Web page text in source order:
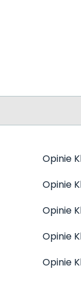
Opinie
Opinie
Opinie
Opinie
Opinie